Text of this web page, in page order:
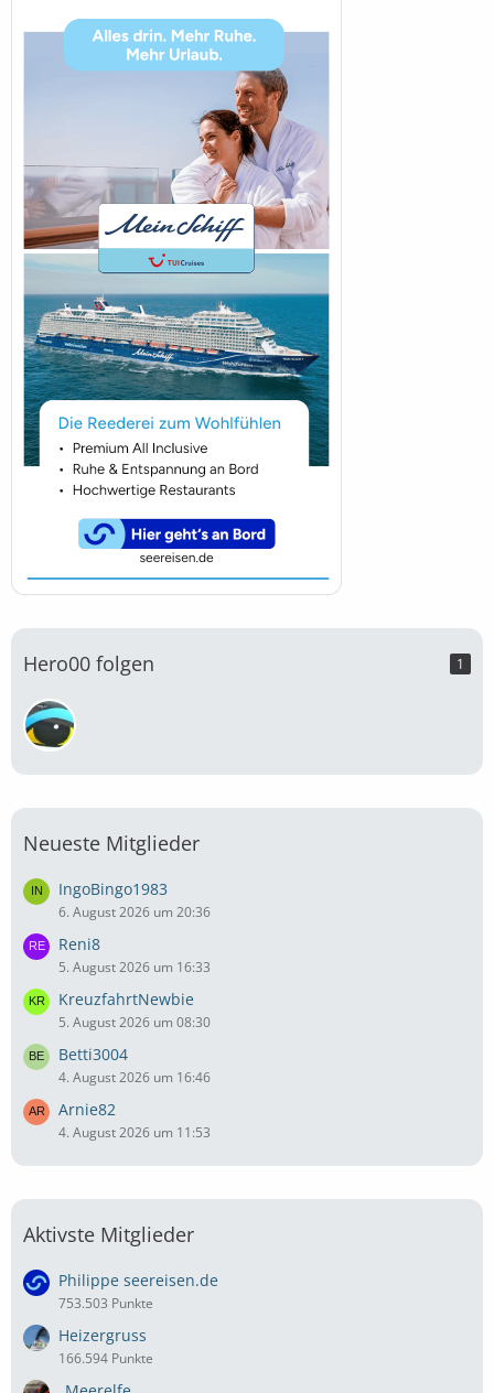
Hero00 folgen 1
Neueste Mitglieder
IngoBingo1983
6. August 2026 um 20:36
Reni8
5. August 2026 um 16:33
KreuzfahrtNewbie
5. August 2026 um 08:30
Betti3004
4. August 2026 um 16:46
Arnie82
4. August 2026 um 11:53
Aktivste Mitglieder
Philippe seereisen.de
753.503 Punkte
Heizergruss
166.594 Punkte